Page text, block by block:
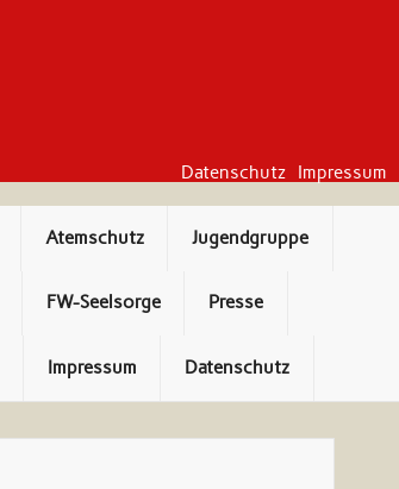
Datenschutz Impressum
Atemschutz Jugendgruppe
FW-Seelsorge Presse
Impressum Datenschutz